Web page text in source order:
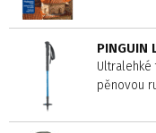
PINGUIN
pěnovou